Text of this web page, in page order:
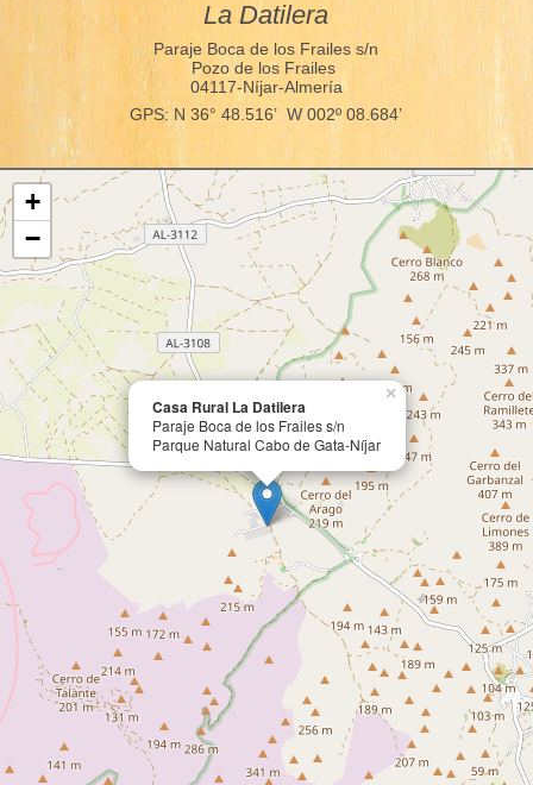
La Datilera
Paraje Boca de los Frailes s/n
Pozo de los Frailes
04117-Níjar-Almería
GPS: N 36° 48.516’ W 002º 08.684’
Casa Rural La Datilera
Paraje Boca de los Frailes s/n
Parque Natural Cabo de Gata-Níjar
×
+
−